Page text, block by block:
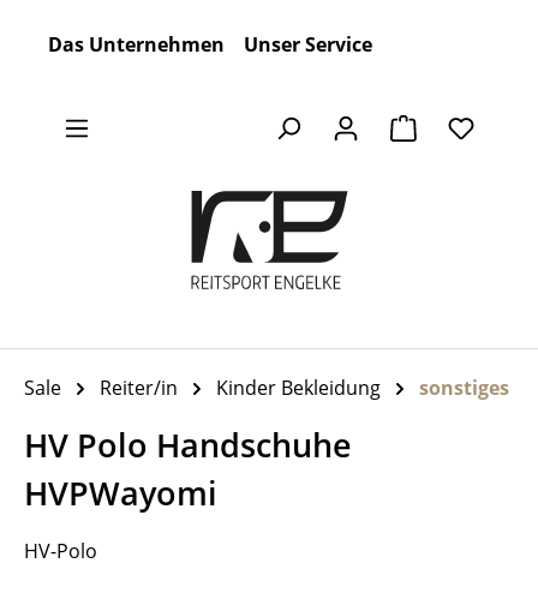
Das Unternehmen Unser Service
Warenkorb
Sale Reiter/in Kinder Bekleidung sonstiges
HV Polo Handschuhe
HVPWayomi
HV-Polo